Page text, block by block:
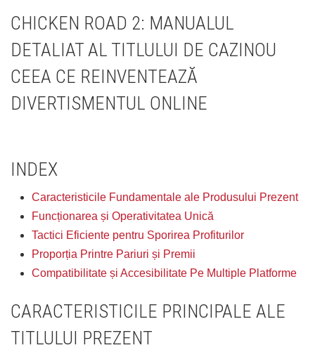
CHICKEN ROAD 2: MANUALUL
DETALIAT AL TITLULUI DE CAZINOU
CEEA CE REINVENTEAZĂ
DIVERTISMENTUL ONLINE
INDEX
Caracteristicile Fundamentale ale Produsului Prezent
Funcționarea și Operativitatea Unică
Tactici Eficiente pentru Sporirea Profiturilor
Proporția Printre Pariuri și Premii
Compatibilitate și Accesibilitate Pe Multiple Platforme
CARACTERISTICILE PRINCIPALE ALE
TITLULUI PREZENT